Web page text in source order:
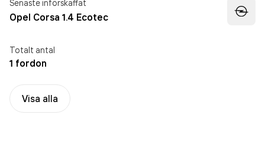
Senaste införskaffat
Opel Corsa 1.4 Ecotec
Totalt antal
1 fordon
Visa alla